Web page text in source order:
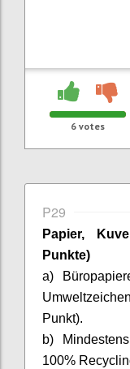
6 votes
P29
Papier,
Punkte)
a)
Punkt).
b)
100%